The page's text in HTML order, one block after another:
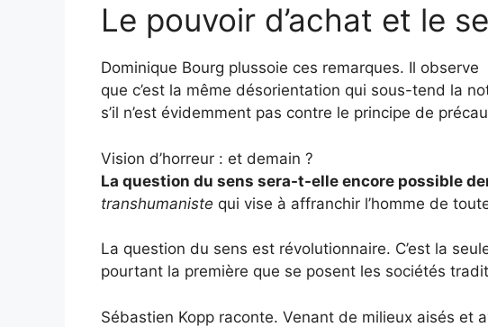
Le pouvoir d’achat et le
Dominique Bourg plussoie ces remarques. Il observe
que c’est la même désorientation qui sous-tend la
s’il n’est évidemment pas contre le principe de
Vision d’horreur : et demain ?
La question du sens sera-t-elle encore possible
transhumaniste qui vise à affranchir l’homme de
La question du sens est révolutionnaire. C’est la
pourtant la première que se posent les sociétés
Sébastien Kopp raconte. Venant de milieux aisés et